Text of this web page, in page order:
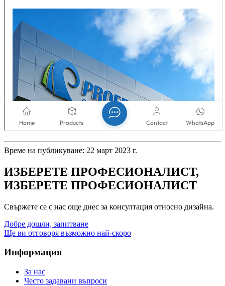
Време на публикуване: 22 март 2023 г.
ИЗБЕРЕТЕ ПРОФЕСИОНАЛИСТ,
ИЗБЕРЕТЕ ПРОФЕСИОНАЛИСТ
Свържете се с нас още днес за консултация относно дизайна.
Добре дошли, запитване
Ще ви отговоря възможно най-скоро
Информация
За нас
Често задавани въпроси